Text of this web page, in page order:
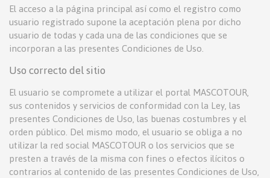
El acceso a la página principal así como el registro como
usuario registrado supone la aceptación plena por dicho
usuario de todas y cada una de las condiciones que se
incorporan a las presentes Condiciones de Uso.
Uso correcto del sitio
El usuario se compromete a utilizar el portal MASCOTOUR,
sus contenidos y servicios de conformidad con la Ley, las
presentes Condiciones de Uso, las buenas costumbres y el
orden público. Del mismo modo, el usuario se obliga a no
utilizar la red social MASCOTOUR o los servicios que se
presten a través de la misma con fines o efectos ilícitos o
contrarios al contenido de las presentes Condiciones de Uso,